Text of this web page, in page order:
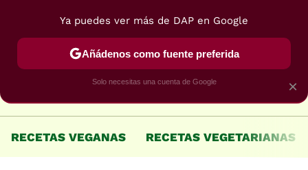
RECETAS VEGANAS RECETAS VEGETARIANAS
×
Ya puedes ver más de DAP en Google
Añádenos como fuente preferida
Solo necesitas una cuenta de Google